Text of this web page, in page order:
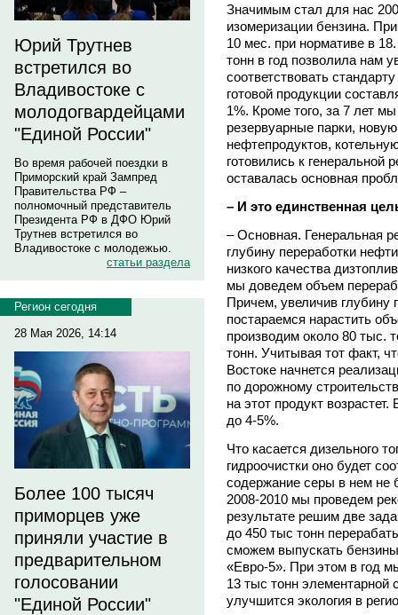
Юрий Трутнев
встретился во
Владивостоке с
молодогвардейцами
"Единой России"
Во время рабочей поездки в
Приморский край Зампред
Правительства РФ –
полномочный представитель
Президента РФ в ДФО Юрий
Трутнев встретился во
Владивостоке с молодежью.
статьи раздела
Регион сегодня
28 Мая 2026, 14:14
Более 100 тысяч
приморцев уже
приняли участие в
предварительном
голосовании
"Единой России"
Значимым стал для нас
изомеризации бензина.
10 мес. при нормативе в
тонн в год позволила нам
соответствовать
готовой продукции
1%. Кроме того, за 7 лет
резервуарные парки,
нефтепродуктов,
готовились к генеральной
оставалась основная
– И это единственная
– Основная. Генеральная
глубину переработки
низкого качества
мы доведем объем
Причем, увеличив
постараемся нарастить
производим около 80 тыс.
тонн. Учитывая тот факт,
Востоке начнется
по дорожному
на этот продукт
до 4-5%.
Что касается дизельного
гидроочистки оно будет
содержание серы в нем не
2008-2010 мы проведем
результате решим две
до 450 тыс тонн
сможем выпускать
«Евро-5». При этом в год
13 тыс тонн элементарной
улучшится экология в